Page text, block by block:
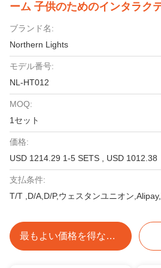
ーム 子供のためのインタラク
ブランド名:
Northern Lights
モデル番号:
NL-HT012
MOQ:
1セット
価格:
USD 1214.29 1-5 SETS ,
支払条件:
T/T ,D/A,D/P,ウェスタンユニオン
最もよい価格を得なさい